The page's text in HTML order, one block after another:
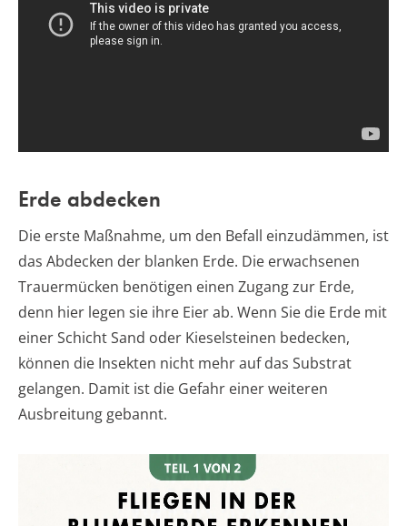
Erde abdecken
Die erste Maßnahme, um den Befall einzudämmen, ist
das Abdecken der blanken Erde. Die erwachsenen
Trauermücken benötigen einen Zugang zur Erde,
denn hier legen sie ihre Eier ab. Wenn Sie die Erde mit
einer Schicht Sand oder Kieselsteinen bedecken,
können die Insekten nicht mehr auf das Substrat
gelangen. Damit ist die Gefahr einer weiteren
Ausbreitung gebannt.